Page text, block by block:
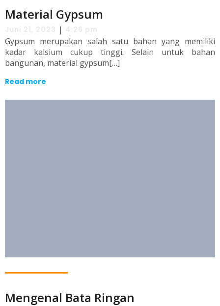
Material Gypsum
|
Gypsum merupakan salah satu bahan yang memiliki
kadar kalsium cukup tinggi. Selain untuk bahan
bangunan, material gypsum[…]
Read more
Mengenal Bata Ringan